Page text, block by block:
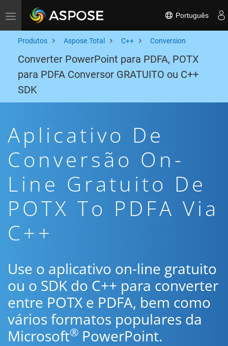
Toggle navigation Português
Produtos Aspose.Total C++ Conversion
Converter PowerPoint para PDFA, POTX
para PDFA Conversor GRATUITO ou C++
SDK
Aplicativo De
Conversão On-
Line Gratuito De
POTX To PDFA Via
C++
Use o aplicativo on-line gratuito
ou o SDK do C++ para converter
entre POTX e PDFA, bem como
vários formatos populares da
Microsoft® PowerPoint.